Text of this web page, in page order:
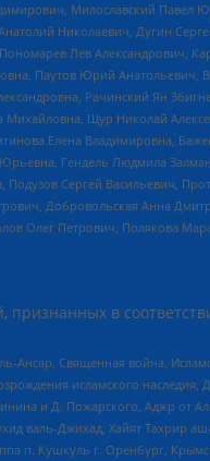
Милославский
Николаевич, Дугин
Лев Александрович,
Паутов Юрий
Рачинский Ян
Щур Николай
Елена Владимировна,
Гендель Людмила
Сергей Васильевич,
Добровольская Анна
Олег Петрович, Полякова
в
Священная война,
исламского
и Д. Пожарского, Аджр от
валь-Джихад, Хайят
п. Кушкуль г. Оренбург,